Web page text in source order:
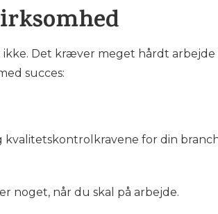
Det kræver meget hårdt arbejde
succes:
kvalitetskontrolkravene for din
noget, når du skal på arbejde.